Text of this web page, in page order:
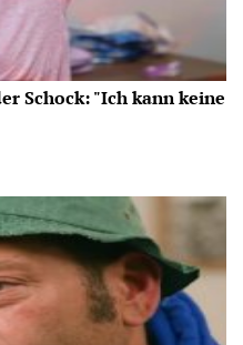
Schock: "Ich kann keine